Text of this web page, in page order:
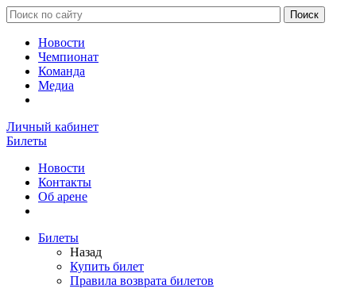
Новости
Чемпионат
Команда
Медиа
Личный кабинет
Билеты
Новости
Контакты
Об арене
Билеты
Назад
Купить билет
Правила возврата билетов